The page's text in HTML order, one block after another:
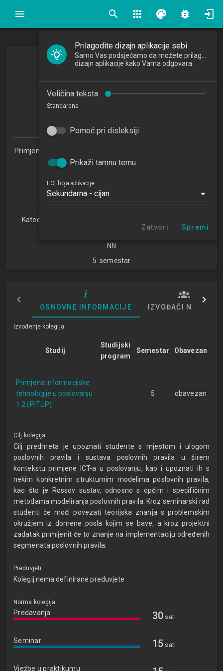
search apps palette bug_report
Modeliranje poslovnih pravila
Modelling Business Rules
2015/2016
Primjena informacijske tehnologije u poslovanju 1.2 (PITUP)
Studijski centar Zabok (PITUP 1.2)
Studijski centar Križevci
Studijski centar Sisak
Katedra za teorijske i primijenjene osnove informacijskih
NN
5. semestar
OSNOVNE INFORMACIJE IZVOĐAČI NASTAVE
Izvođenje kolegija
Studij
Studijski
program
Semestar Obavezan
Primjena informacijske
tehnologije u poslovanju
1.2 (PITUP)
5 obavezan
Cilj kolegija
Cilj predmeta je upoznati studente s mjestom i ulogom
poslovnih pravila i sustava poslovnih pravila u širem
kontekstu primjene ICT-a u poslovanju, kao i upoznati ih s
nekim konkretnim strukturnim modelima poslovnih pravila,
kao što je Rossov sustav, odnosno s općim i specifičnim
metodama modeliranja poslovnih pravila. Kroz seminarski rad
studenti će moći povezati teorijska znanja s problemskim
okružjem iz domene posla kojim se bave, a kroz projektni
zadatak primijenit će to znanje na implementaciju određenih
segmenata poslovnih pravila.
Preduvjeti
Kolegij nema definirane preduvjete
Norma kolegija
Predavanja 30 sati
Seminar 15 sati
Vježbe u praktikumu
Prilagodite dizajn aplikacije sebi
dizajn aplikacije kako Vama odgovara.
Veličina teksta
Standardna
Pomoć pri disleksiji
Prikaži tamnu temu
FOI boja aplikacije
Sekundarna - cijan
Zatvori Spremi